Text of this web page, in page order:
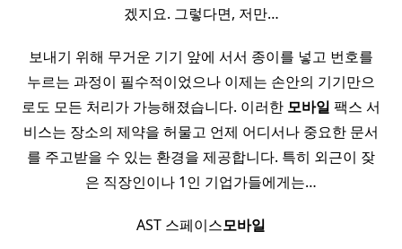
겠지요. 그렇다면, 저만…
보내기 위해 무거운 기기 앞에 서서 종이를 넣고 번호를
누르는 과정이 필수적이었으나 이제는 손안의 기기만으
로도 모든 처리가 가능해졌습니다. 이러한 모바일 팩스 서
비스는 장소의 제약을 허물고 언제 어디서나 중요한 문서
를 주고받을 수 있는 환경을 제공합니다. 특히 외근이 잦
은 직장인이나 1인 기업가들에게는…
AST 스페이스모바일